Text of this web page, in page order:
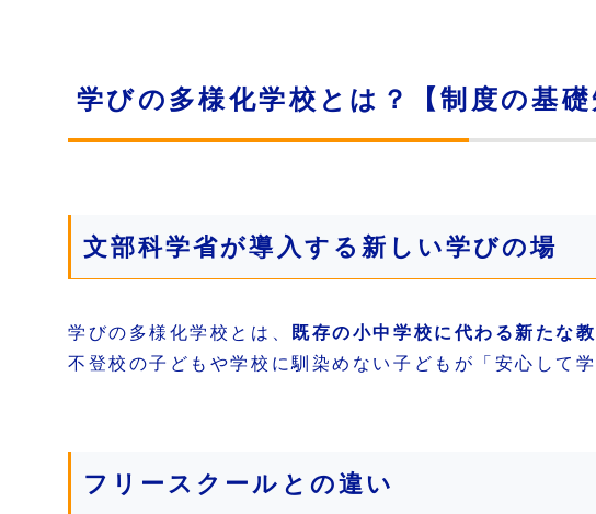
学びの多様化学校とは？【制度の基礎
文部科学省が導入する新しい学びの場
学びの多様化学校とは、 既存の小中学校に代わる新たな
不登校の子どもや学校に馴染めない子どもが「安心して
フリースクールとの違い